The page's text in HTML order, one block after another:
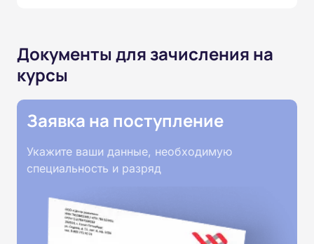
Документы для зачисления на
курсы
Заявка на поступление
Укажите ваши данные, необходимую
специальность и разряд